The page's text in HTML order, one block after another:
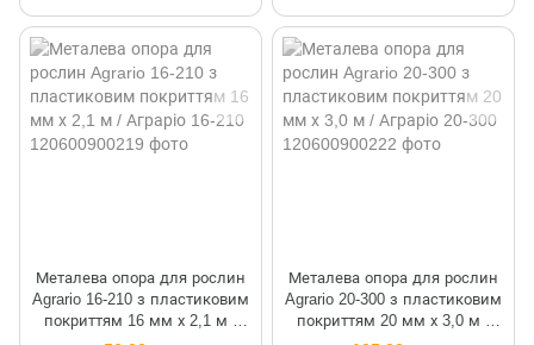
Металева опора для рослин
Agrario 16-210 з пластиковим
покриттям 16 мм х 2,1 м /
Металева опора для рослин
Agrario 20-300 з пластиковим
покриттям 20 мм х 3,0 м /